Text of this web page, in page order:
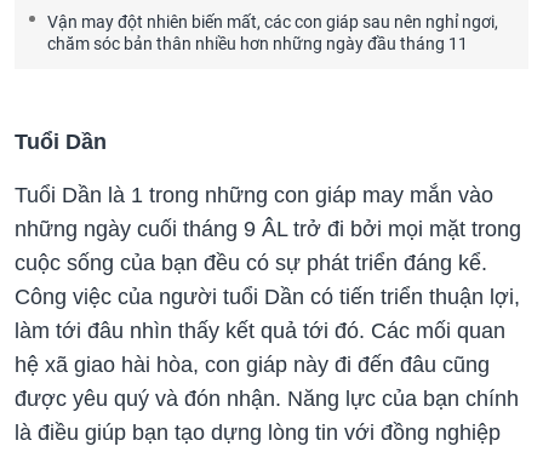
Vận may đột nhiên biến mất, các con giáp sau nên nghỉ ngơi,
chăm sóc bản thân nhiều hơn những ngày đầu tháng 11
Tuổi Dần
Tuổi Dần là 1 trong những con giáp may mắn vào
những ngày cuối tháng 9 ÂL trở đi bởi mọi mặt trong
cuộc sống của bạn đều có sự phát triển đáng kể.
Công việc của người tuổi Dần có tiến triển thuận lợi,
làm tới đâu nhìn thấy kết quả tới đó. Các mối quan
hệ xã giao hài hòa, con giáp này đi đến đâu cũng
được yêu quý và đón nhận. Năng lực của bạn chính
là điều giúp bạn tạo dựng lòng tin với đồng nghiệp